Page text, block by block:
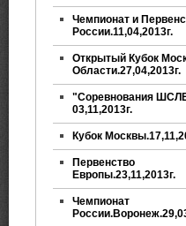
Чемпионат и
России.11,04,2013г.
Открытый Кубок
Области.27,04,2013г.
"Соревнования
03,11,2013г.
Кубок
Первенство
Европы.23,11,2013г.
Чемпионат